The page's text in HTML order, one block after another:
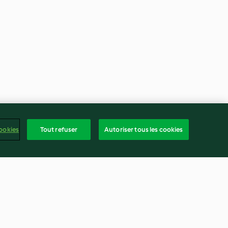
Tout refuser Autoriser tous les cookies